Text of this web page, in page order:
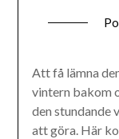
Att få lämna
vintern bakom
den stundande
att göra. Här